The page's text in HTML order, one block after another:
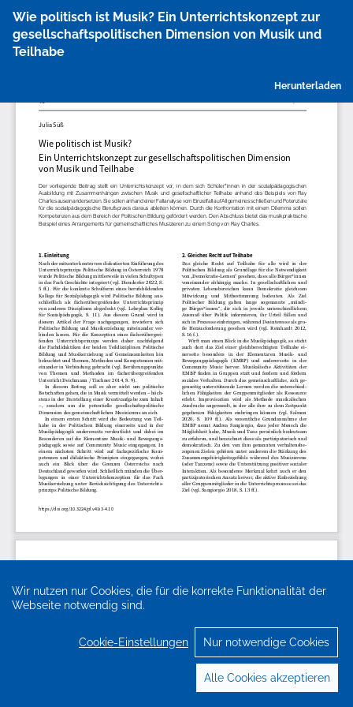
Wir nutzen nur Cookies, die für die korrekte Funktionalität der
Webseite notwendig sind.
Cookie-Einstellungen Nur notwendige Cookies
Alle Cookies akzeptieren
Artikeldetails
zurückkehren
Wie politisch ist Musik? Ein Unterrichtskonzept zur
gesellschaftspolitischen Dimension von Musik und
Teilhabe
Herunterladen